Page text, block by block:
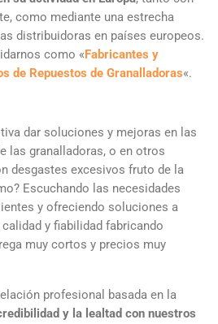
como mediante una estrecha
distribuidoras en países europeos.
como «Fabricantes y
de Repuestos de Granalladoras«.
dar soluciones y mejoras en las
las granalladoras, o en otros
desgastes excesivos fruto de la
Escuchando las necesidades
y ofreciendo soluciones a
y fiabilidad fabricando
muy cortos y precios muy
profesional basada en la
y la lealtad con nuestros